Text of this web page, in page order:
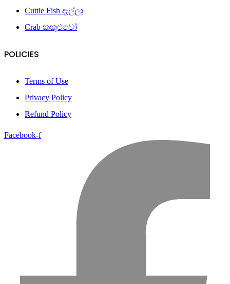
Cuttle Fish දැල්ලා
Crab කකුළුවෝ
POLICIES
Terms of Use
Privacy Policy
Refund Policy
Facebook-f